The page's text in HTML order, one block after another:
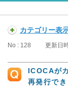
カテゴリー表
No : 128 更新日
ICOCAが
再発行で